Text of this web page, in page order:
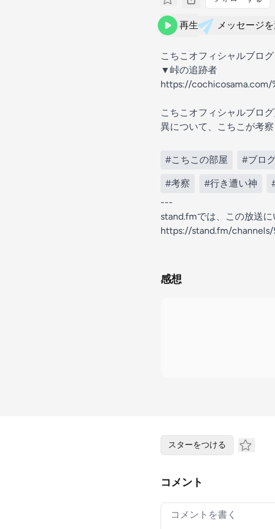
再生 メッセージ
こちこオフィシャルブログ
▼峠の追跡者
https://cochicosama.com/
こちこオフィシャルブロ
異について、こちこが考察
#こちこの部屋 #ブロ
#考察 #行き遭い神
---
stand.fmでは、この放送
https://stand.fm/
感想
スターをつける
コメント
Your comment